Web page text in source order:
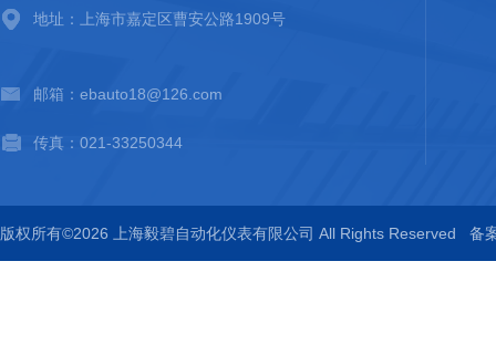
地址：上海市嘉定区曹安公路1909号
邮箱：ebauto18@126.com
传真：021-33250344
版权所有©2026 上海毅碧自动化仪表有限公司 All Rights Reserved 备